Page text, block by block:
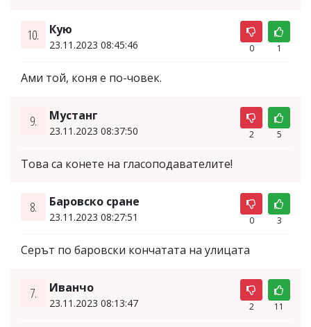
10. Кую
23.11.2023 08:45:46 0 1
Ами той, коня е по-човек.
9. Мустанг
23.11.2023 08:37:50 2 5
Това са конете на гласоподавателите!
8. Баровско сране
23.11.2023 08:27:51 0 3
Серът по баровски кончатата на улицата
7. Иванчо
23.11.2023 08:13:47 2 11